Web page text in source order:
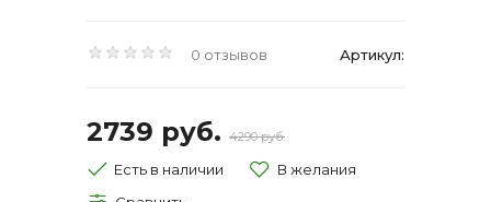
0 отзывов Артикул:
2739 руб. 4290 руб.
Есть в наличии